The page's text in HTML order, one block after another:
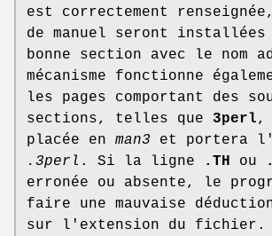
est correctement
de manuel seront installées
bonne section avec le nom
mécanisme fonctionne
les pages comportant des
sections, telles que 3perl,
placée en man3 et portera
.3perl . Si la ligne .TH ou
erronée ou absente, le
faire une mauvaise
sur l'extension du fichier.